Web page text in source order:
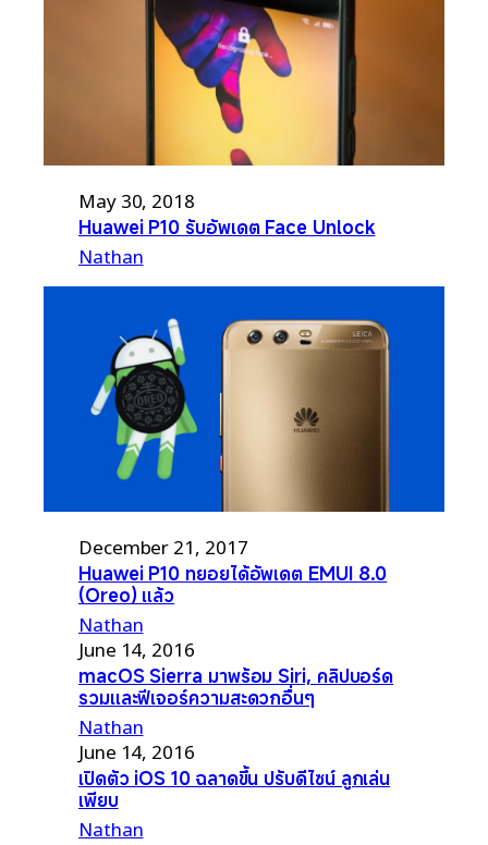
May 30, 2018
Huawei P10 รับอัพเดต Face Unlock
Nathan
December 21, 2017
Huawei P10 ทยอยได้อัพเดต EMUI 8.0
(Oreo) แล้ว
Nathan
June 14, 2016
macOS Sierra มาพร้อม Siri, คลิปบอร์ด
รวมและฟีเจอร์ความสะดวกอื่นๆ
Nathan
June 14, 2016
เปิดตัว iOS 10 ฉลาดขึ้น ปรับดีไซน์ ลูกเล่น
เพียบ
Nathan